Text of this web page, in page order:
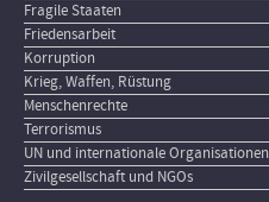
Fragile Staaten
Friedensarbeit
Korruption
Krieg, Waffen, Rüstung
Menschenrechte
Terrorismus
UN und internationale Organisationen
Zivilgesellschaft und NGOs